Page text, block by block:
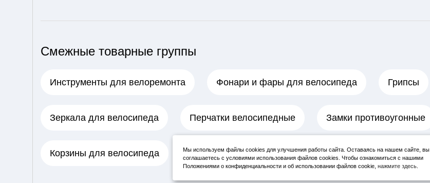
Смежные товарные группы
Инструменты для велоремонта Фонари и фары для велосипеда Грипсы
Зеркала для велосипеда Перчатки велосипедные Замки противоугонные
Корзины для велосипеда Шлемы
Мы используем файлы cookies для улучшения работы сайта. Оставаясь на нашем сайте, вы
соглашаетесь с условиями использования файлов cookies. Чтобы ознакомиться с нашими
Положениями о конфиденциальности и об использовании файлов cookie, нажмите здесь